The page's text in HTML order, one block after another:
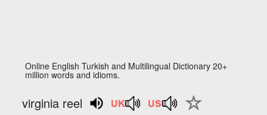
Online English Turkish and Multilingual Dictionary 20+
million words and idioms.
virginia reel